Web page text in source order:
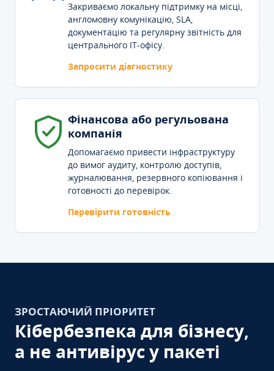
Закриваємо локальну підтримку на місці,
англомовну комунікацію, SLA,
документацію та регулярну звітність для
центрального IT-офісу.
Запросити діагностику
Фінансова або регульована
компанія
Допомагаємо привести інфраструктуру
до вимог аудиту, контролю доступів,
журналювання, резервного копіювання і
готовності до перевірок.
Перевірити готовність
ЗРОСТАЮЧИЙ ПРІОРИТЕТ
Кібербезпека для бізнесу,
а не антивірус у пакеті